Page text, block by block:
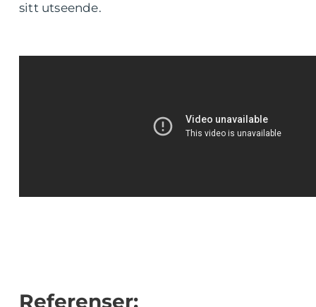
sitt utseende.
Referenser: